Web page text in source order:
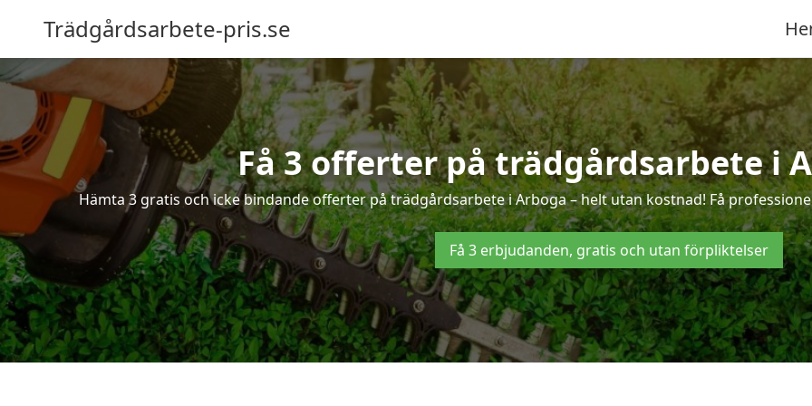
Trädgårdsarbete-pris.se
Få 3 offerter på trädgårdsarbete i
Hämta 3 gratis och icke bindande offerter på trädgårdsarbete i Arboga – helt utan kostnad! Få
Få 3 erbjudanden, gratis och utan förpliktelser